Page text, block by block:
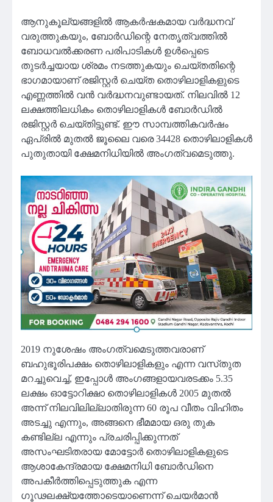
ആനുകൂല്യങ്ങളിൽ ആകർഷകമായ വർദ്ധനവ്
വരുത്തുകയും, ബോർഡിന്റെ നേതൃത്വത്തിൽ
ബോധവൽക്കരണ പരിപാടികൾ ഉൾപ്പെടെ
തുടർച്ചയായ ശ്രമം നടത്തുകയും ചെയ്തതിന്റെ
ഭാഗമായാണ് രജിസ്റ്റർ ചെയ്‌ത തൊഴിലാളികളുടെ
എണ്ണത്തിൽ വൻ വർദ്ധനവുണ്ടായത്. നിലവിൽ 12
ലക്ഷത്തിലധികം തൊഴിലാളികൾ ബോർഡിൽ
രജിസ്റ്റർ ചെയ്‌തിട്ടുണ്ട്. ഈ സാമ്പത്തികവർഷം
ഏപ്രിൽ മുതൽ ജൂലൈ വരെ 34428 തൊഴിലാളികൾ
പുതുതായി ക്ഷേമനിധിയിൽ അംഗത്വമെടുത്തു.
2019 നുശേഷം അംഗത്വമെടുത്തവരാണ്
ബഹുഭൂരിപക്ഷം തൊഴിലാളികളും എന്ന വസ്‌തുത
മറച്ചുവെച്ച്, ഇപ്പോൾ അംഗങ്ങളായവരടക്കം 5.35
ലക്ഷം ഓട്ടോറിക്ഷാ തൊഴിലാളികൾ 2005 മുതൽ
അന്ന് നിലവിലില്ലാതിരുന്ന 60 രൂപ വീതം വിഹിതം
അടച്ചു എന്നും, അങ്ങനെ ഭീമമായ ഒരു തുക
കണ്ടില്ല എന്നും പ്രചരിപ്പിക്കുന്നത്
അസംഘടിതരായ മോട്ടോർ തൊഴിലാളികളുടെ
ആശാകേന്ദ്രമായ ക്ഷേമനിധി ബോർഡിനെ
അപകീർത്തിപ്പെടുത്തുക എന്ന
ഗൂഢലക്ഷ്യത്തോടെയാണെന്ന് ചെയർമാൻ